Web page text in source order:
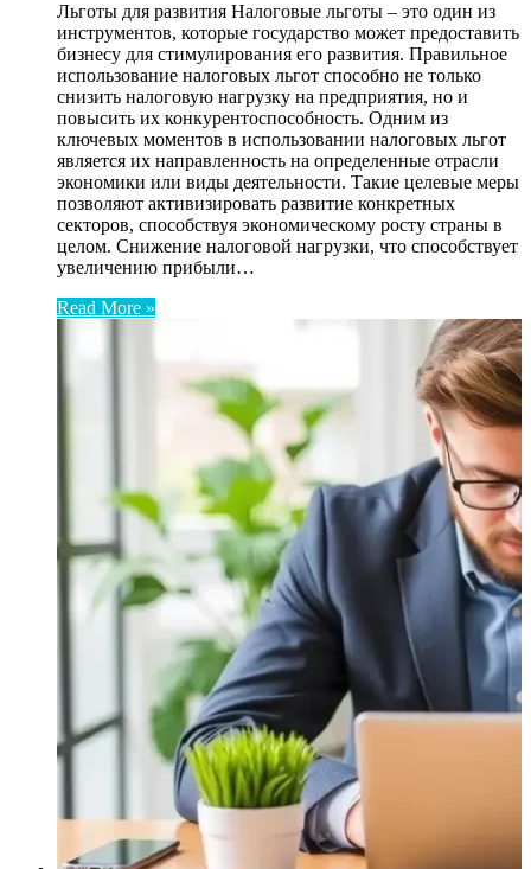
Льготы для развития Налоговые льготы – это один из
инструментов, которые государство может предоставить
бизнесу для стимулирования его развития. Правильное
использование налоговых льгот способно не только
снизить налоговую нагрузку на предприятия, но и
повысить их конкурентоспособность. Одним из
ключевых моментов в использовании налоговых льгот
является их направленность на определенные отрасли
экономики или виды деятельности. Такие целевые меры
позволяют активизировать развитие конкретных
секторов, способствуя экономическому росту страны в
целом. Снижение налоговой нагрузки, что способствует
увеличению прибыли…
Read More »